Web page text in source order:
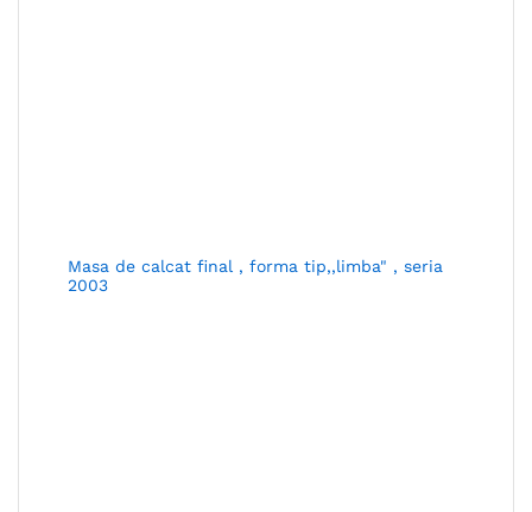
Masa de calcat final , forma tip,,limba" , seria
2003